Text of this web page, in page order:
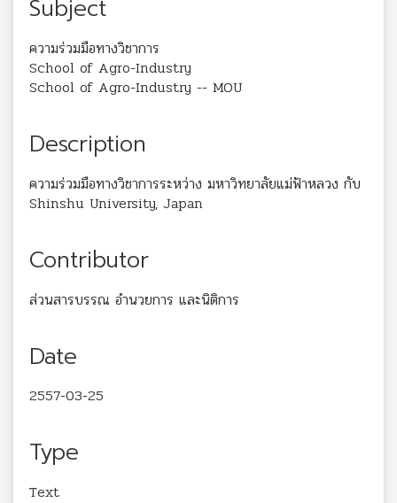
Subject
ความร่วมมือทางวิชาการ
School of Agro-Industry
School of Agro-Industry -- MOU
Description
ความร่วมมือทางวิชาการระหว่าง มหาวิทยาลัยแม่ฟ้าหลวง กับ
Shinshu University, Japan
Contributor
ส่วนสารบรรณ อำนวยการ และนิติการ
Date
2557-03-25
Type
Text